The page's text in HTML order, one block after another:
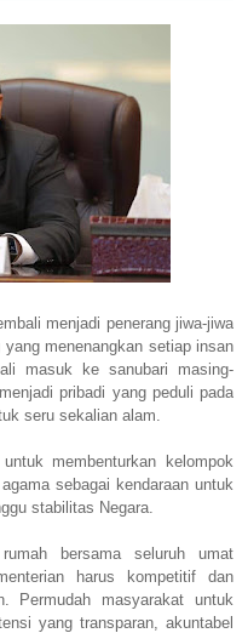
menjadi penerang jiwa-jiwa
menenangkan setiap insan
masuk ke sanubari masing-
pribadi yang peduli pada
seru sekalian alam.
membenturkan kelompok
sebagai kendaraan untuk
stabilitas Negara.
bersama seluruh umat
harus kompetitif dan
Permudah masyarakat untuk
yang transparan, akuntabel